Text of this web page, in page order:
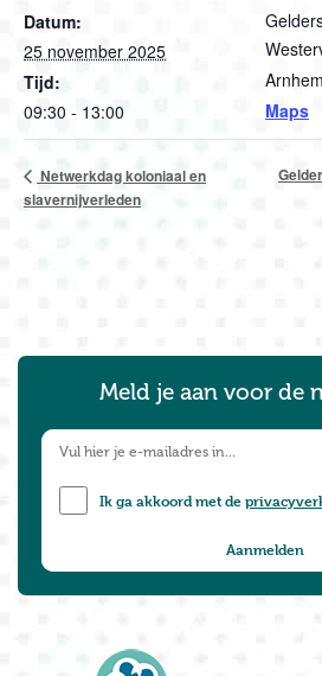
Datum:
25 november 2025
Tijd:
09:30 - 13:00
Arnhem
Maps
Netwerkdag koloniaal en
slavernijverleden
Meld je aan voor de
Ik ga akkoord met de